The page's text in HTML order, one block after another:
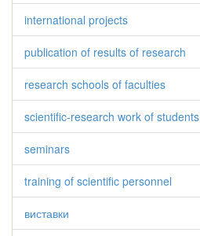
international projects
publication of results of research
research schools of faculties
scientific-research work of students
seminars
training of scientific personnel
виставки